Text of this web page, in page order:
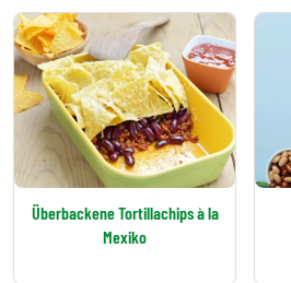
Überbackene Tortillachips à la
Mexiko